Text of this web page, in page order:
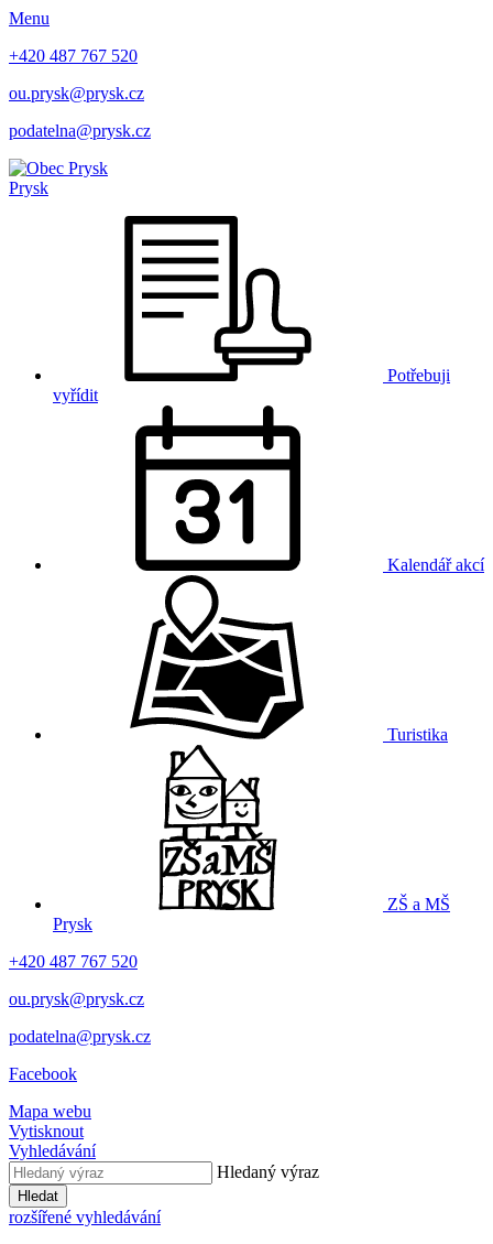
Menu
+420 487 767 520
ou.prysk@prysk.cz
podatelna@prysk.cz
Prysk
Potřebuji
vyřídit
Kalendář akcí
Turistika
ZŠ a MŠ
Prysk
+420 487 767 520
ou.prysk@prysk.cz
podatelna@prysk.cz
Facebook
Mapa webu
Vytisknout
Vyhledávání
Hledaný výraz
Hledat
rozšířené vyhledávání